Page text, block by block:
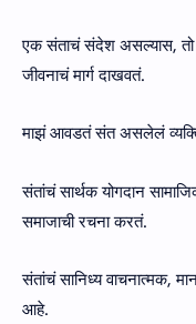
एक संताचं संदेश असल्यास, तो
जीवनाचं मार्ग दाखवतं.
माझं आवडतं संत असलेलं
संतांचं सार्थक योगदान
समाजाची रचना करतं.
संतांचं सानिध्य वाचनात्मक,
आहे.